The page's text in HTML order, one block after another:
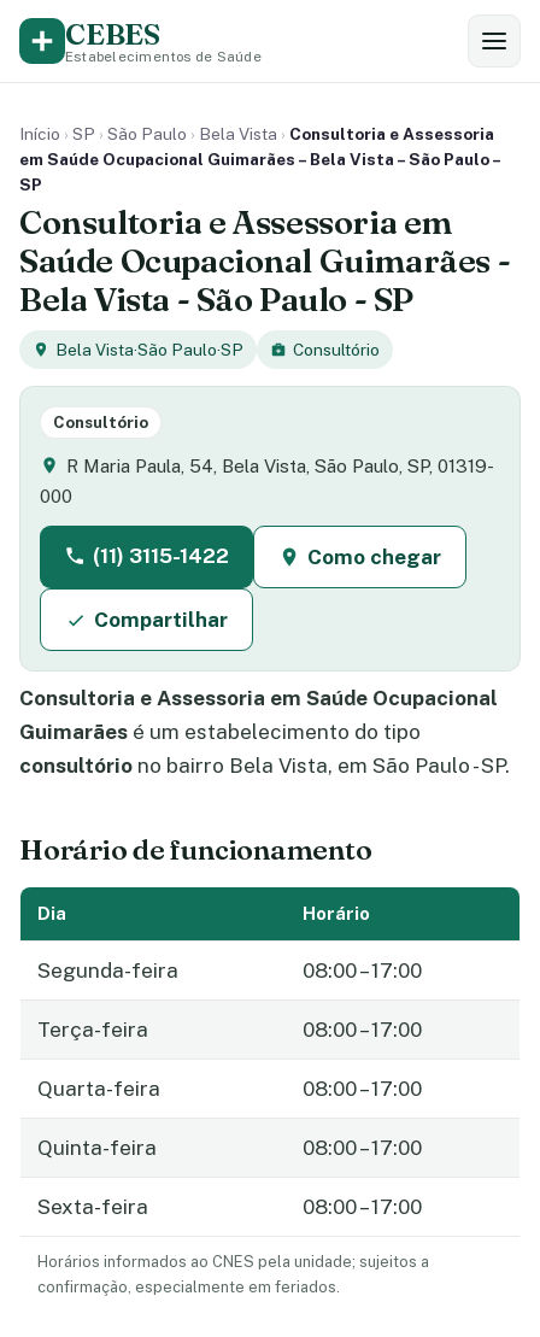
CEBES
Estabelecimentos de Saúde
Início › SP › São Paulo › Bela Vista › Consultoria e Assessoria
em Saúde Ocupacional Guimarães – Bela Vista – São Paulo –
SP
Consultoria e Assessoria em
Saúde Ocupacional Guimarães -
Bela Vista - São Paulo - SP
Bela Vista·São Paulo·SP Consultório
Consultório
R Maria Paula, 54, Bela Vista, São Paulo, SP, 01319-
000
(11) 3115-1422 Como chegar
Compartilhar
Consultoria e Assessoria em Saúde Ocupacional
Guimarães é um estabelecimento do tipo
consultório no bairro Bela Vista, em São Paulo - SP.
Horário de funcionamento
Dia Horário
Segunda-feira 08:00 – 17:00
Terça-feira 08:00 – 17:00
Quarta-feira 08:00 – 17:00
Quinta-feira 08:00 – 17:00
Sexta-feira 08:00 – 17:00
Horários informados ao CNES pela unidade; sujeitos a
confirmação, especialmente em feriados.